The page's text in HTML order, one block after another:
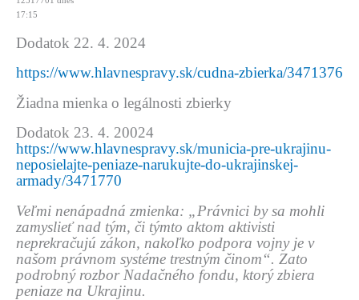
17:15
Dodatok 22. 4. 2024
https://www.hlavnespravy.sk/cudna-zbierka/3471376
Žiadna mienka o legálnosti zbierky
Dodatok 23. 4. 20024
https://www.hlavnespravy.sk/municia-pre-ukrajinu-
neposielajte-peniaze-narukujte-do-ukrajinskej-
armady/3471770
Veľmi nenápadná zmienka: „Právnici by sa mohli
zamyslieť nad tým, či týmto aktom aktivisti
neprekračujú zákon, nakoľko podpora vojny je v
našom právnom systéme trestným činom“. Zato
podrobný rozbor Nadačného fondu, ktorý zbiera
peniaze na Ukrajinu.